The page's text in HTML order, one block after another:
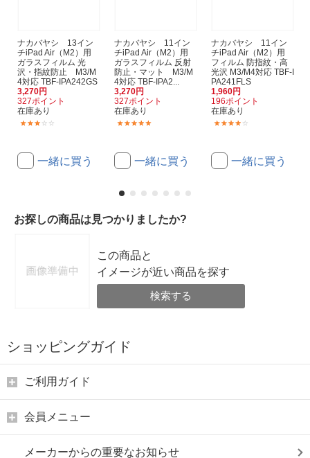
ナカバヤシ 13イン
チiPad Air（M2）用
ガラスフィルム 光
沢・指紋防止 M3/M
4対応 TBF-IPA242GS
3,270円
327ポイント
在庫あり
一緒に買う
ナカバヤシ 11イン
チiPad Air（M2）用
ガラスフィルム 反射
防止・マット M3/M
4対応 TBF-IPA2...
3,270円
327ポイント
在庫あり
一緒に買う
ナカバヤシ 11イン
チiPad Air（M2）用
フィルム 防指紋・高
光沢 M3/M4対応 TBF-I
PA241FLS
1,960円
196ポイント
在庫あり
一緒に買う
お探しの商品は見つかりましたか?
この商品と
イメージが近い商品を探す
検索する
ショッピングガイド
ご利用ガイド
会員メニュー
メーカーからの重要なお知らせ